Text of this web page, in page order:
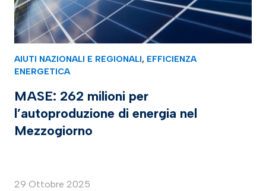
AIUTI NAZIONALI E REGIONALI, EFFICIENZA
ENERGETICA
MASE: 262 milioni per
l’autoproduzione di energia nel
Mezzogiorno
29 Ottobre 2025